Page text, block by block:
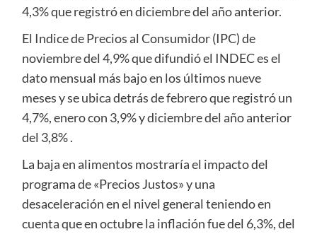
4,3% que registró en diciembre del año anterior.
El Indice de Precios al Consumidor (IPC) de
noviembre del 4,9% que difundió el INDEC es el
dato mensual más bajo en los últimos nueve
meses y se ubica detrás de febrero que registró un
4,7%, enero con 3,9% y diciembre del año anterior
del 3,8% .
La baja en alimentos mostraría el impacto del
programa de «Precios Justos» y una
desaceleración en el nivel general teniendo en
cuenta que en octubre la inflación fue del 6,3%, del